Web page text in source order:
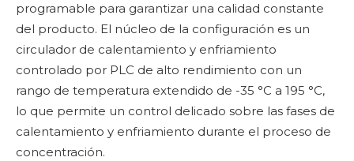
programable para garantizar una calidad constante
del producto. El núcleo de la configuración es un
circulador de calentamiento y enfriamiento
controlado por PLC de alto rendimiento con un
rango de temperatura extendido de -35 °C a 195 °C,
lo que permite un control delicado sobre las fases de
calentamiento y enfriamiento durante el proceso de
concentración.